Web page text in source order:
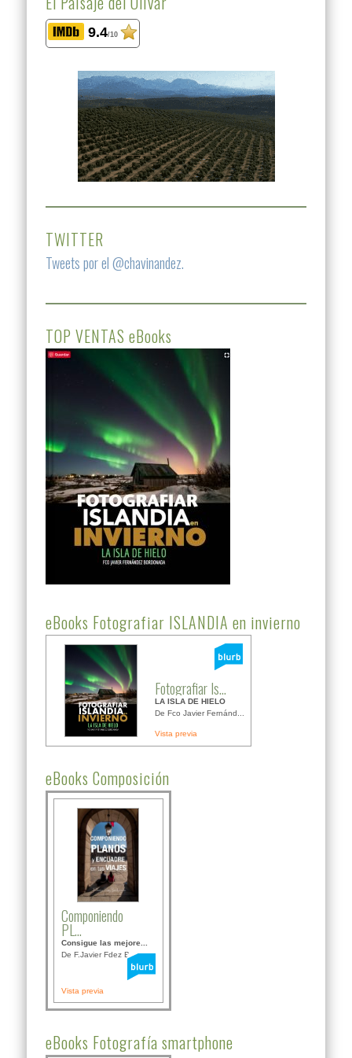
9.4/10
TWITTER
Tweets por el @chavinandez.
TOP VENTAS eBooks
eBooks Fotografiar ISLANDIA en invierno
Fotografiar Is...
LA ISLA DE HIELO
De Fco Javier Fernánd...
Vista previa
eBooks Composición
Componiendo
PL...
Consigue las mejore...
De F.Javier Fdez Bor...
Vista previa
eBooks Fotografía smartphone